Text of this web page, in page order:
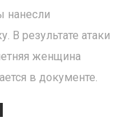
нанесли
В результате атаки
женщина
в документе.